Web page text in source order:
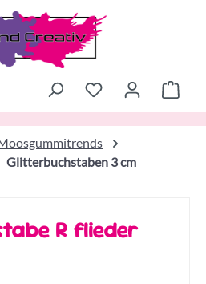
Glitterbuchstaben 3 cm
R flieder